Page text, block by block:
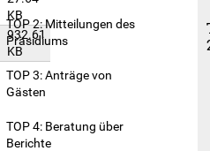
KB
932.61
KB
TOP 2: Mitteilungen des
Präsidiums
TOP 3: Anträge von
Gästen
TOP 4: Beratung über
Berichte